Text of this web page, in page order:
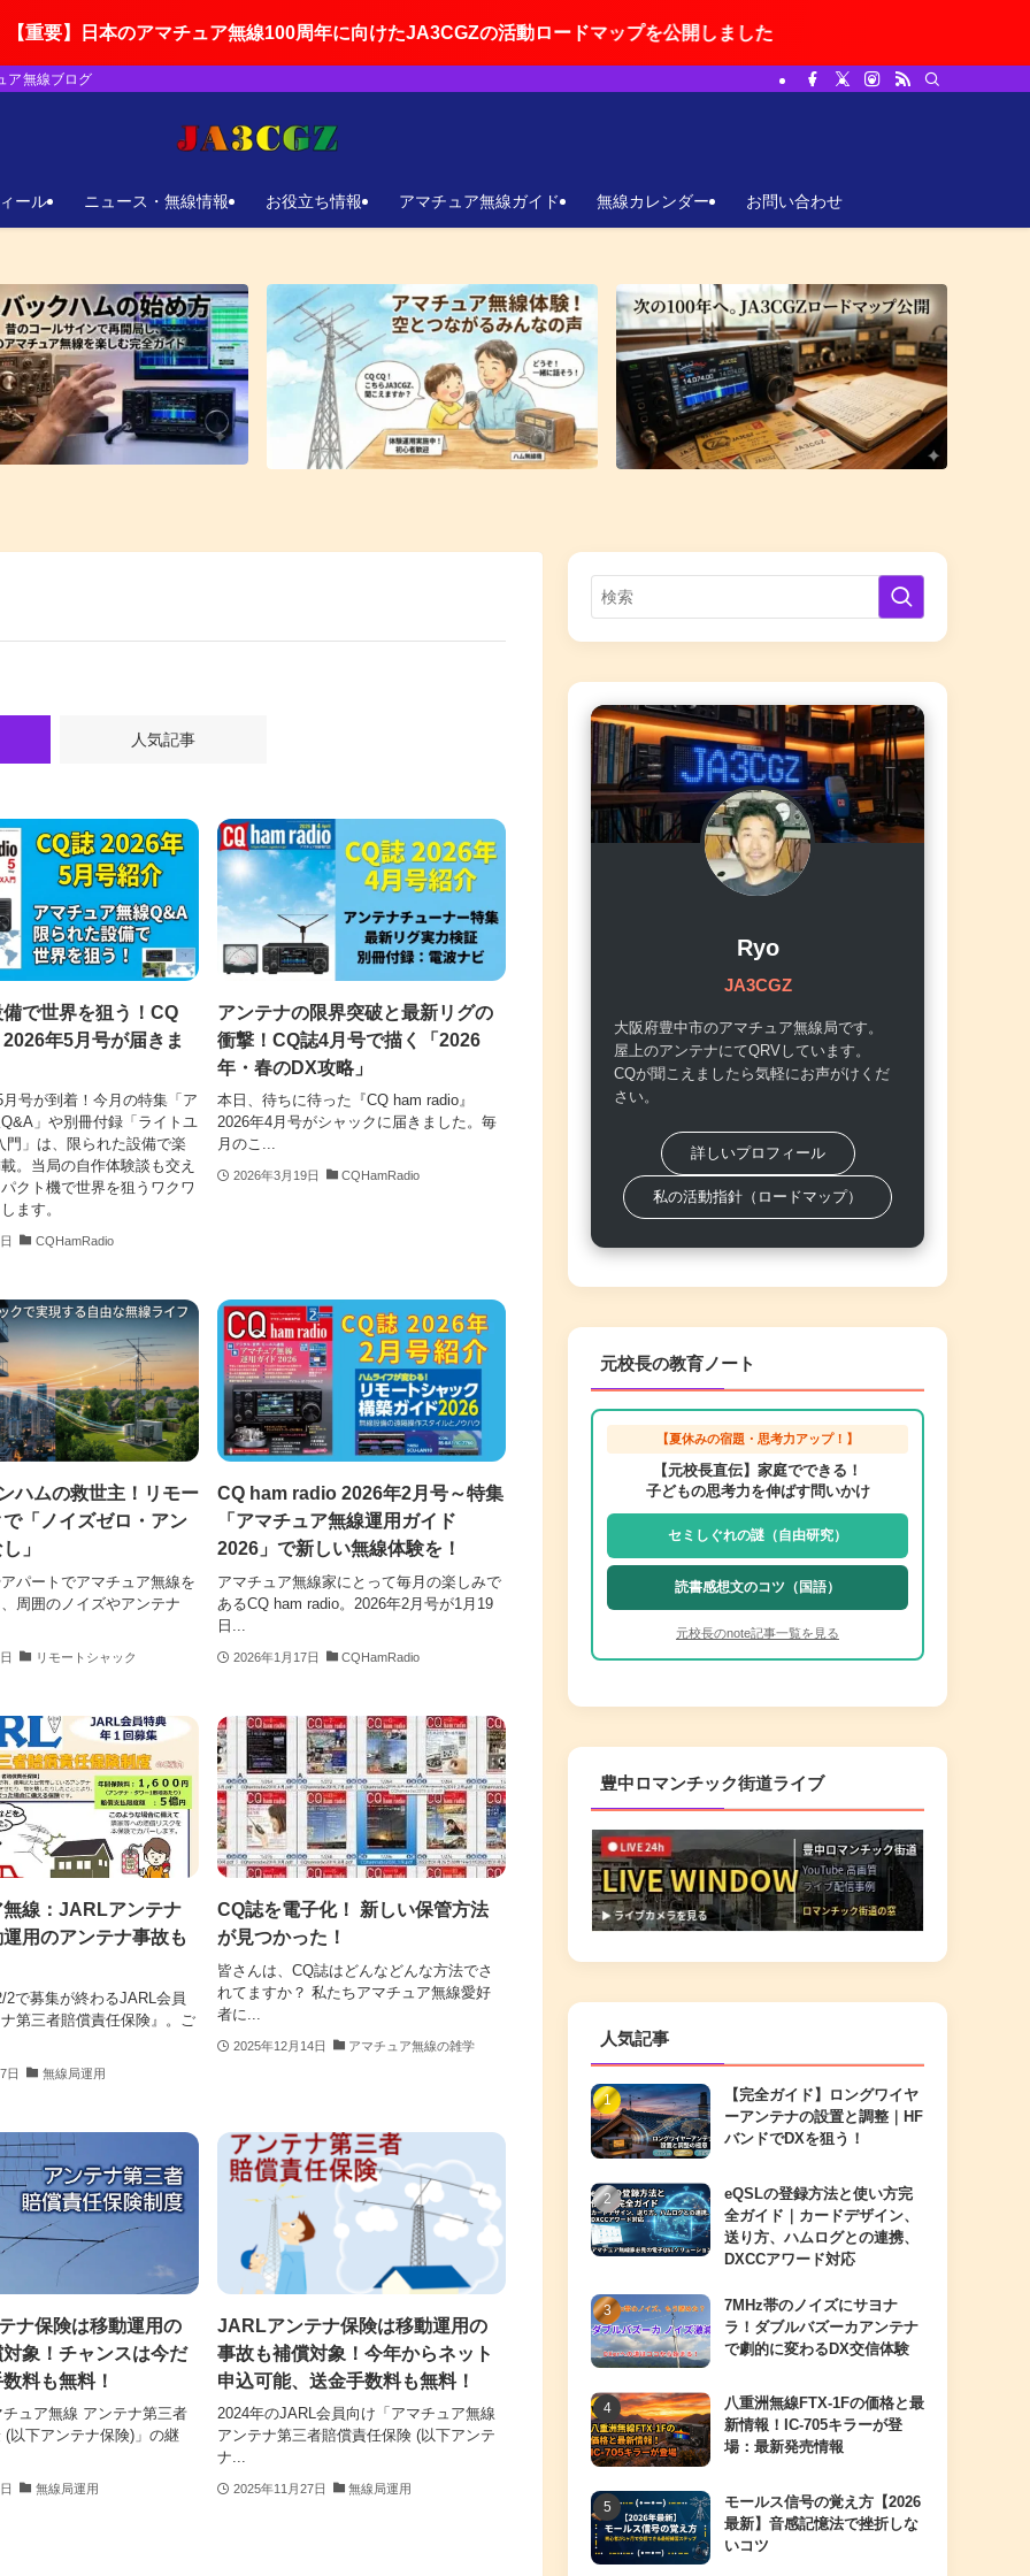
チュア無線100周年に向けたJA3CGZの活動ロードマップを公開しました
ア無線ブログ
ール ニュース・無線情報 お役立ち情報 アマチュア無線ガイド 無線カレンダー お問い合わせ
人気記事
で世界を狙う！CQ
年5月号が届きま
号が到着！今月の特集「ア
」や別冊付録「ライトユ
門」は、限られた設備で楽
。当局の自作体験談も交え
クト機で世界を狙うワクワ
ます。
CQHamRadio
アンテナの限界突破と最新リグの
衝撃！CQ誌4月号で描く「2026
年・春のDX攻略」
本日、待ちに待った『CQ ham radio』
2026年4月号がシャックに届きました。毎
月のこ...
2026年3月19日 CQHamRadio
ハムの救世主！リモー
「ノイズゼロ・アン
」
パートでアマチュア無線を
周囲のノイズやアンテナ
リモートシャック
CQ ham radio 2026年2月号～特集
「アマチュア無線運用ガイド
2026」で新しい無線体験を！
アマチュア無線家にとって毎月の楽しみで
あるCQ ham radio。2026年2月号が1月19
日...
2026年1月17日 CQHamRadio
線：JARLアンテナ
用のアンテナ事故も
2で募集が終わるJARL会員
第三者賠償責任保険』。ご
日 無線局運用
CQ誌を電子化！ 新しい保管方法
が見つかった！
皆さんは、CQ誌はどんなどんな方法でさ
れてますか？ 私たちアマチュア無線愛好
者に...
2025年12月14日 アマチュア無線の雑学
ナ保険は移動運用の
象！チャンスは今だ
料も無料！
ュア無線 アンテナ第三者
(以下アンテナ保険)」の継
無線局運用
JARLアンテナ保険は移動運用の
事故も補償対象！今年からネット
申込可能、送金手数料も無料！
2024年のJARL会員向け「アマチュア無線
アンテナ第三者賠償責任保険 (以下アンテ
ナ...
2025年11月27日 無線局運用
Ryo
JA3CGZ
大阪府豊中市のアマチュア無線局です。
屋上のアンテナにてQRVしています。
CQが聞こえましたら気軽にお声がけくだ
さい。
詳しいプロフィール
私の活動指針（ロードマップ）
元校長の教育ノート
【夏休みの宿題・思考力アップ！】
【元校長直伝】家庭でできる！
子どもの思考力を伸ばす問いかけ
セミしぐれの謎（自由研究）
読書感想文のコツ（国語）
元校長のnote記事一覧を見る
豊中ロマンチック街道ライブ
人気記事
【完全ガイド】ロングワイヤ
ーアンテナの設置と調整｜HF
バンドでDXを狙う！
eQSLの登録方法と使い方完
全ガイド｜カードデザイン、
送り方、ハムログとの連携、
DXCCアワード対応
7MHz帯のノイズにサヨナ
ラ！ダブルバズーカアンテナ
で劇的に変わるDX交信体験
八重洲無線FTX-1Fの価格と最
新情報！IC-705キラーが登
場：最新発売情報
モールス信号の覚え方【2026
最新】音感記憶法で挫折しな
いコツ